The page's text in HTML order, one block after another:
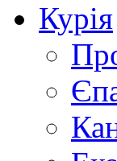
Курія